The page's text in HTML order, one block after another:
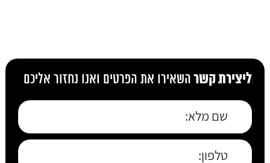
ליצירת קשרהשאירו את הפרטים ואנו נחזור אליכם